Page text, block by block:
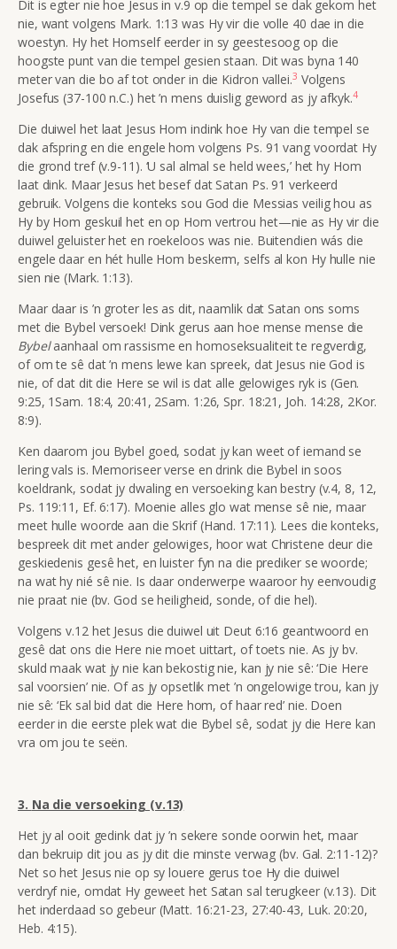
Dit is egter nie hoe Jesus in v.9 op die tempel se dak gekom het
nie, want volgens Mark. 1:13 was Hy vir die volle 40 dae in die
woestyn. Hy het Homself eerder in sy geestesoog op die
hoogste punt van die tempel gesien staan. Dit was byna 140
meter van die bo af tot onder in die Kidron vallei.3 Volgens
Josefus (37-100 n.C.) het ’n mens duislig geword as jy afkyk.4
Die duiwel het laat Jesus Hom indink hoe Hy van die tempel se
dak afspring en die engele hom volgens Ps. 91 vang voordat Hy
die grond tref (v.9-11). ‘U sal almal se held wees,’ het hy Hom
laat dink. Maar Jesus het besef dat Satan Ps. 91 verkeerd
gebruik. Volgens die konteks sou God die Messias veilig hou as
Hy by Hom geskuil het en op Hom vertrou het—nie as Hy vir die
duiwel geluister het en roekeloos was nie. Buitendien wás die
engele daar en hét hulle Hom beskerm, selfs al kon Hy hulle nie
sien nie (Mark. 1:13).
Maar daar is ’n groter les as dit, naamlik dat Satan ons soms
met die Bybel versoek! Dink gerus aan hoe mense mense die
Bybelaanhaal om rassisme en homoseksualiteit te regverdig,
of om te sê dat ’n mens lewe kan spreek, dat Jesus nie God is
nie, of dat dit die Here se wil is dat alle gelowiges ryk is (Gen.
9:25, 1Sam. 18:4, 20:41, 2Sam. 1:26, Spr. 18:21, Joh. 14:28, 2Kor.
8:9).
Ken daarom jou Bybel goed, sodat jy kan weet of iemand se
lering vals is. Memoriseer verse en drink die Bybel in soos
koeldrank, sodat jy dwaling en versoeking kan bestry (v.4, 8, 12,
Ps. 119:11, Ef. 6:17). Moenie alles glo wat mense sê nie, maar
meet hulle woorde aan die Skrif (Hand. 17:11). Lees die konteks,
bespreek dit met ander gelowiges, hoor wat Christene deur die
geskiedenis gesê het, en luister fyn na die prediker se woorde;
na wat hy nié sê nie. Is daar onderwerpe waaroor hy eenvoudig
nie praat nie (bv. God se heiligheid, sonde, of die hel).
Volgens v.12 het Jesus die duiwel uit Deut 6:16 geantwoord en
gesê dat ons die Here nie moet uittart, of toets nie. As jy bv.
skuld maak wat jy nie kan bekostig nie, kan jy nie sê: ‘Die Here
sal voorsien’ nie. Of as jy opsetlik met ’n ongelowige trou, kan jy
nie sê: ‘Ek sal bid dat die Here hom, of haar red’ nie. Doen
eerder in die eerste plek wat die Bybel sê, sodat jy die Here kan
vra om jou te seën.
3. Na die versoeking (v.13)
Het jy al ooit gedink dat jy ’n sekere sonde oorwin het, maar
dan bekruip dit jou as jy dit die minste verwag (bv. Gal. 2:11-12)?
Net so het Jesus nie op sy louere gerus toe Hy die duiwel
verdryf nie, omdat Hy geweet het Satan sal terugkeer (v.13). Dit
het inderdaad so gebeur (Matt. 16:21-23, 27:40-43, Luk. 20:20,
Heb. 4:15).